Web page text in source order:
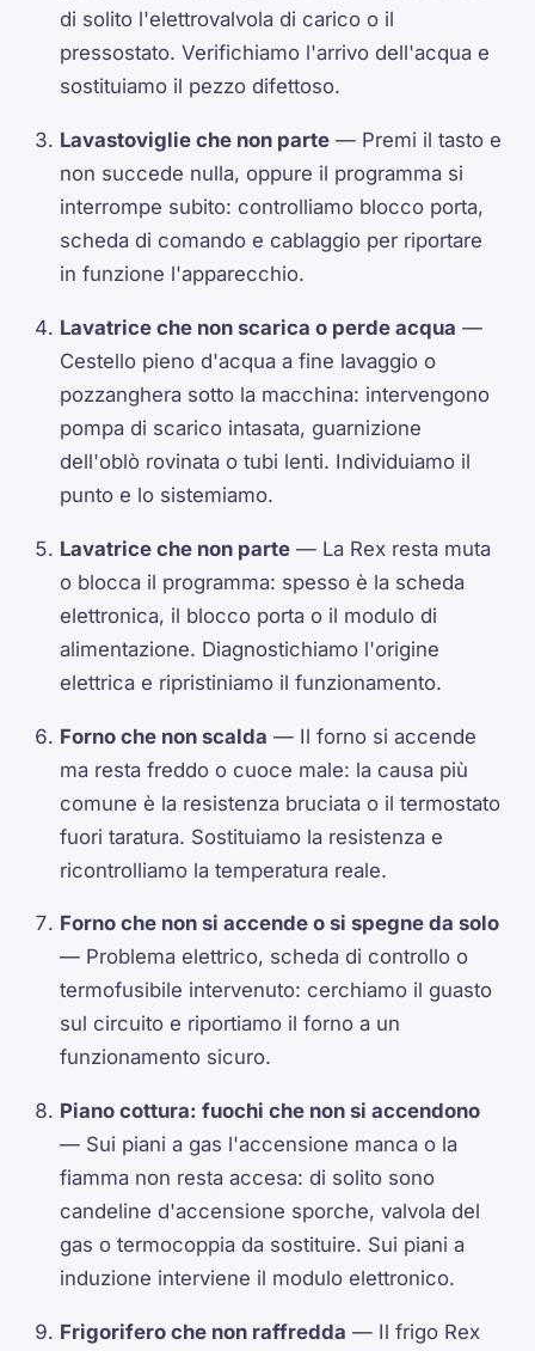
di solito l'elettrovalvola di carico o il
pressostato. Verifichiamo l'arrivo dell'acqua e
sostituiamo il pezzo difettoso.
Lavastoviglie che non parte — Premi il tasto e
non succede nulla, oppure il programma si
interrompe subito: controlliamo blocco porta,
scheda di comando e cablaggio per riportare
in funzione l'apparecchio.
Lavatrice che non scarica o perde acqua —
Cestello pieno d'acqua a fine lavaggio o
pozzanghera sotto la macchina: intervengono
pompa di scarico intasata, guarnizione
dell'oblò rovinata o tubi lenti. Individuiamo il
punto e lo sistemiamo.
Lavatrice che non parte — La Rex resta muta
o blocca il programma: spesso è la scheda
elettronica, il blocco porta o il modulo di
alimentazione. Diagnostichiamo l'origine
elettrica e ripristiniamo il funzionamento.
Forno che non scalda — Il forno si accende
ma resta freddo o cuoce male: la causa più
comune è la resistenza bruciata o il termostato
fuori taratura. Sostituiamo la resistenza e
ricontrolliamo la temperatura reale.
Forno che non si accende o si spegne da solo
— Problema elettrico, scheda di controllo o
termofusibile intervenuto: cerchiamo il guasto
sul circuito e riportiamo il forno a un
funzionamento sicuro.
Piano cottura: fuochi che non si accendono
— Sui piani a gas l'accensione manca o la
fiamma non resta accesa: di solito sono
candeline d'accensione sporche, valvola del
gas o termocoppia da sostituire. Sui piani a
induzione interviene il modulo elettronico.
Frigorifero che non raffredda — Il frigo Rex